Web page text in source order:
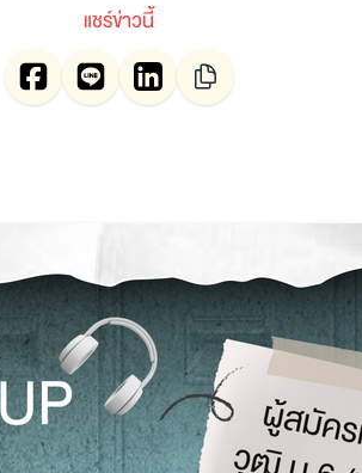
แชร์ข่าวนี้